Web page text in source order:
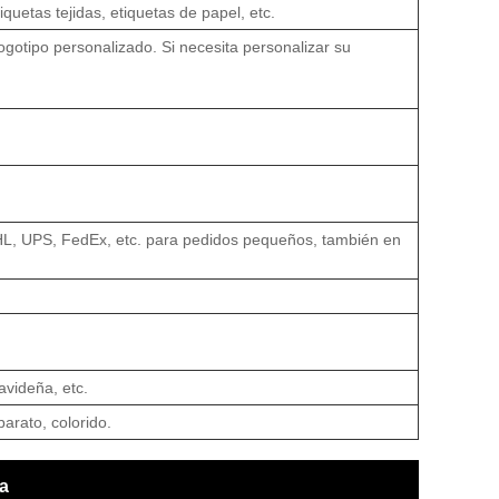
tejidas, etiquetas de papel, etc.
personalizado. Si necesita personalizar su
UPS, FedEx, etc. para pedidos pequeños, también en
etc.
colorido.